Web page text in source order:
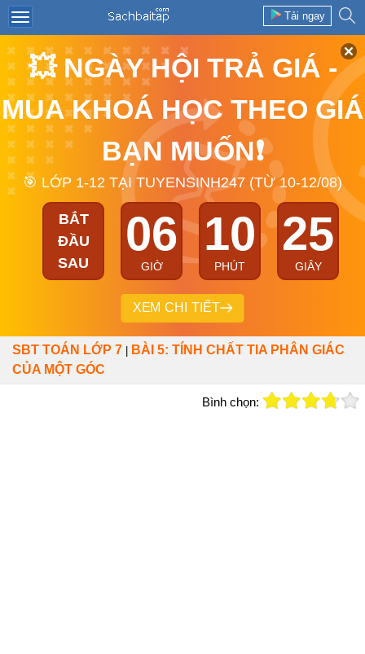
Tải ngay
💥 NGÀY HỘI TRẢ GIÁ -
MUA KHOÁ HỌC THEO GIÁ
BẠN MUỐN❗
🎯 LỚP 1-12 TẠI TUYENSINH247 (TỪ 10-12/08)
BẮT
ĐẦU
SAU
06
GIỜ
10
PHÚT
25
GIÂY
XEM CHI TIẾT
SBT TOÁN LỚP 7
BÀI 5: TÍNH CHẤT TIA PHÂN GIÁC
CỦA MỘT GÓC
Bình chọn: